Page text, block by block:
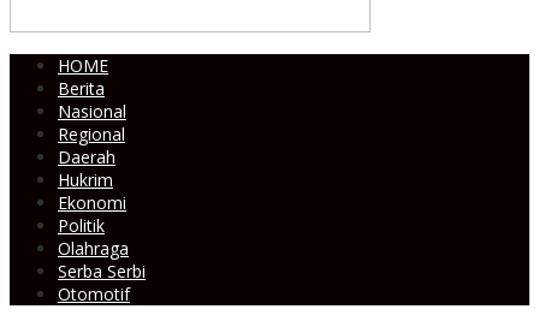
HOME
Berita
Nasional
Regional
Daerah
Hukrim
Ekonomi
Politik
Olahraga
Serba Serbi
Otomotif